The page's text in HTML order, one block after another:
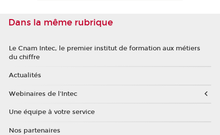
Dans la même rubrique
Le Cnam Intec, le premier institut de formation aux métiers
du chiffre
Actualités
Webinaires de l'Intec
Une équipe à votre service
Nos partenaires